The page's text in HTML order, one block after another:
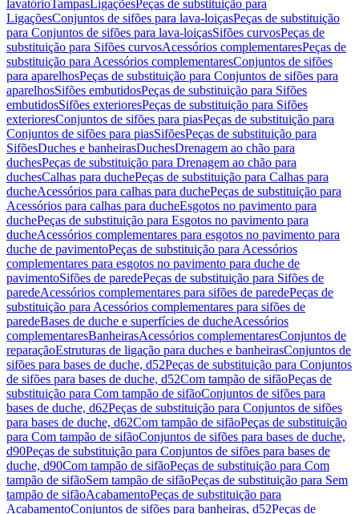
lavatórioTampasLigaçõesPeças de substituição para
LigaçõesConjuntos de sifões para lava-loiçasPeças de substituição
para Conjuntos de sifões para lava-loiçasSifões curvosPeças de
substituição para Sifões curvosAcessórios complementaresPeças de
substituição para Acessórios complementaresConjuntos de sifões
para aparelhosPeças de substituição para Conjuntos de sifões para
aparelhosSifões embutidosPeças de substituição para Sifões
embutidosSifões exterioresPeças de substituição para Sifões
exterioresConjuntos de sifões para piasPeças de substituição para
Conjuntos de sifões para piasSifõesPeças de substituição para
SifõesDuches e banheirasDuchesDrenagem ao chão para
duchesPeças de substituição para Drenagem ao chão para
duchesCalhas para duchePeças de substituição para Calhas para
ducheAcessórios para calhas para duchePeças de substituição para
Acessórios para calhas para ducheEsgotos no pavimento para
duchePeças de substituição para Esgotos no pavimento para
ducheAcessórios complementares para esgotos no pavimento para
duche de pavimentoPeças de substituição para Acessórios
complementares para esgotos no pavimento para duche de
pavimentoSifões de paredePeças de substituição para Sifões de
paredeAcessórios complementares para sifões de paredePeças de
substituição para Acessórios complementares para sifões de
paredeBases de duche e superfícies de ducheAcessórios
complementaresBanheirasAcessórios complementaresConjuntos de
reparaçãoEstruturas de ligação para duches e banheirasConjuntos de
sifões para bases de duche, d52Peças de substituição para Conjuntos
de sifões para bases de duche, d52Com tampão de sifãoPeças de
substituição para Com tampão de sifãoConjuntos de sifões para
bases de duche, d62Peças de substituição para Conjuntos de sifões
para bases de duche, d62Com tampão de sifãoPeças de substituição
para Com tampão de sifãoConjuntos de sifões para bases de duche,
d90Peças de substituição para Conjuntos de sifões para bases de
duche, d90Com tampão de sifãoPeças de substituição para Com
tampão de sifãoSem tampão de sifãoPeças de substituição para Sem
tampão de sifãoAcabamentoPeças de substituição para
AcabamentoConjuntos de sifões para banheiras, d52Peças de